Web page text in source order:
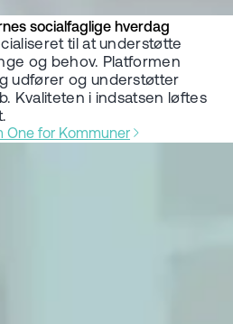
socialfaglige hverdag
til at understøtte
og behov. Platformen
udfører og understøtter
Kvaliteten i indsatsen løftes
One for Kommuner